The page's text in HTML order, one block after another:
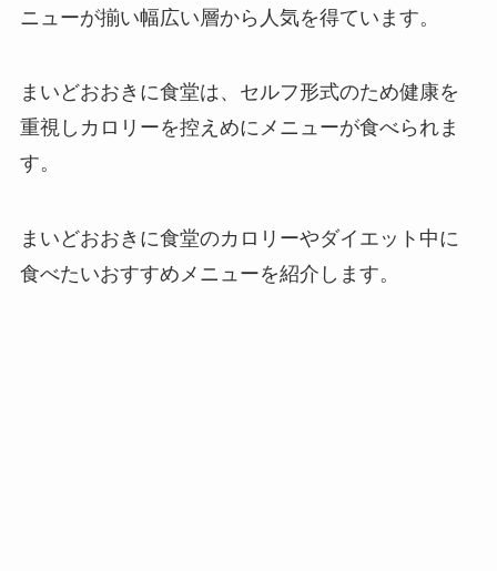
ニューが揃い幅広い層から人気を得ています。
まいどおおきに食堂は、セルフ形式のため健康を
重視しカロリーを控えめにメニューが食べられま
す。
まいどおおきに食堂のカロリーやダイエット中に
食べたいおすすめメニューを紹介します。